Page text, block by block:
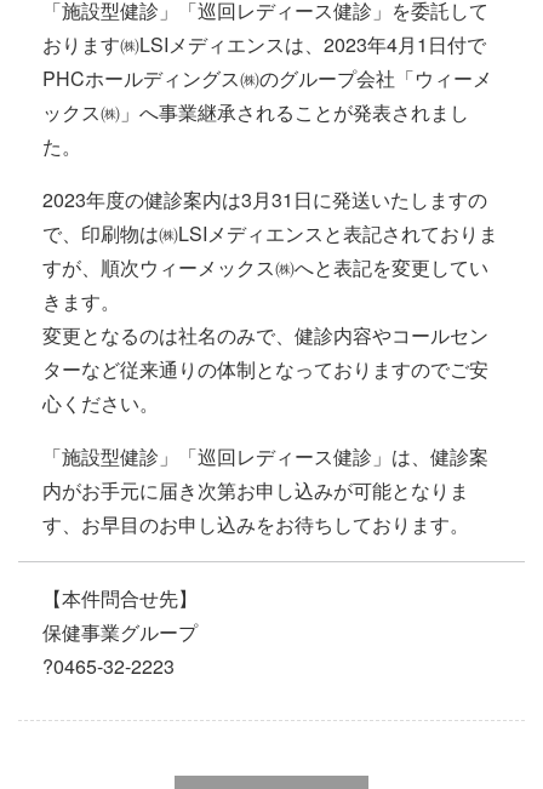
「施設型健診」「巡回レディース健診」を委託して
おります㈱LSIメディエンスは、2023年4月1日付で
PHCホールディングス㈱のグループ会社「ウィーメ
ックス㈱」へ事業継承されることが発表されまし
た。
2023年度の健診案内は3月31日に発送いたしますの
で、印刷物は㈱LSIメディエンスと表記されておりま
すが、順次ウィーメックス㈱へと表記を変更してい
きます。
変更となるのは社名のみで、健診内容やコールセン
ターなど従来通りの体制となっておりますのでご安
心ください。
「施設型健診」「巡回レディース健診」は、健診案
内がお手元に届き次第お申し込みが可能となりま
す、お早目のお申し込みをお待ちしております。
【本件問合せ先】
保健事業グループ
?0465-32-2223